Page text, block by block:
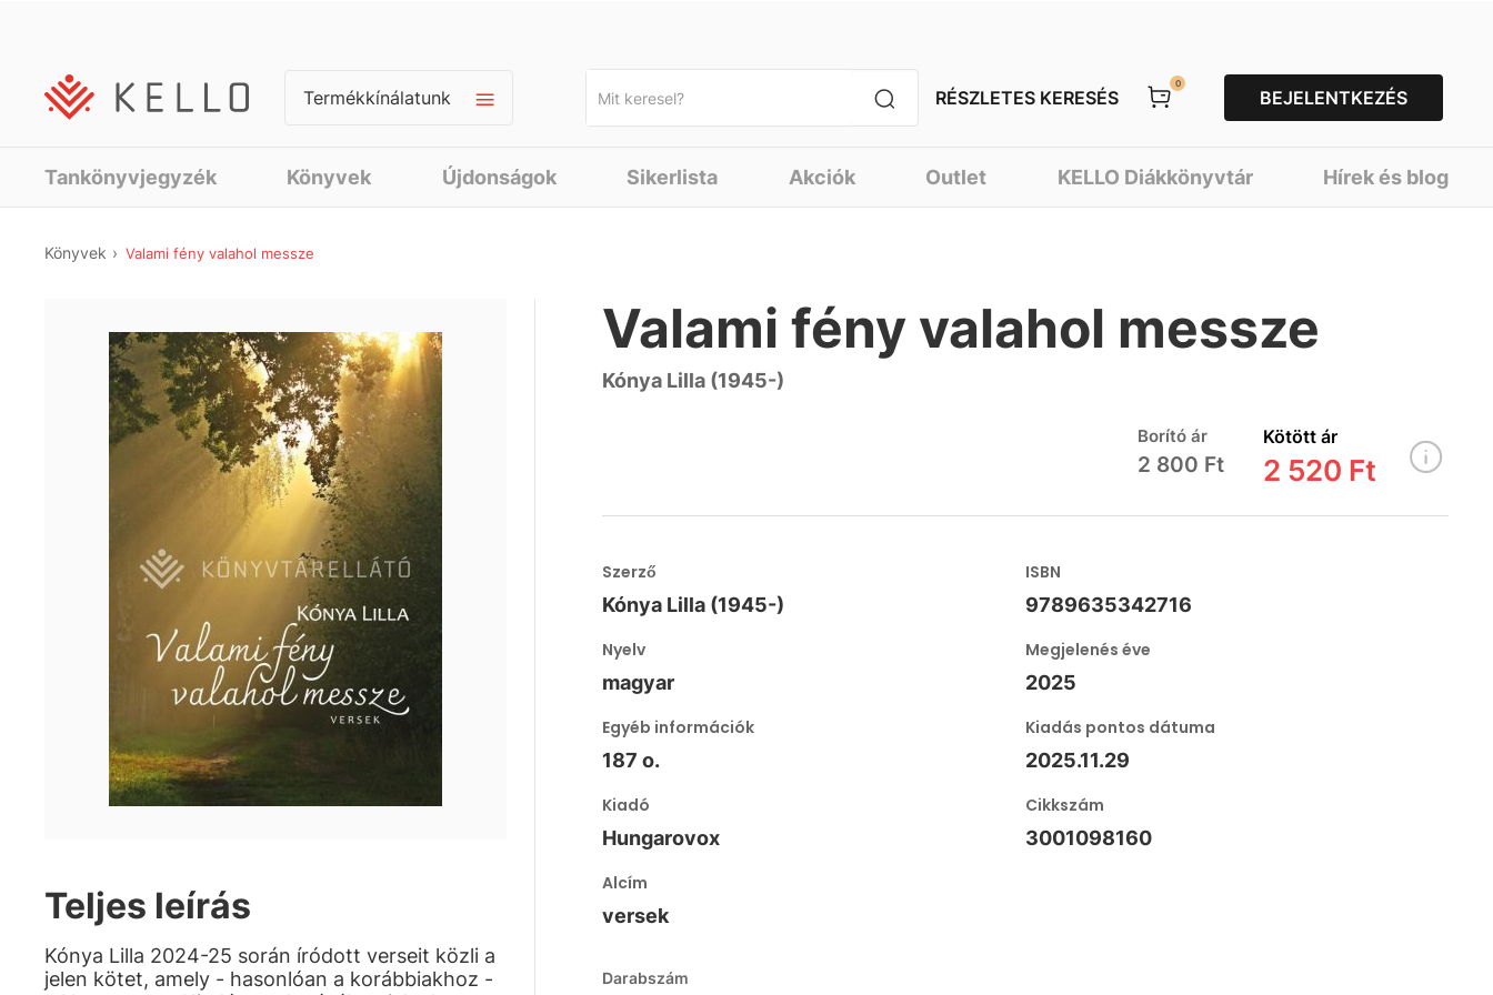
Termékkínálatunk RÉSZLETES KERESÉS
0
BEJELENTKEZÉS
Tankönyvjegyzék Könyvek Újdonságok Sikerlista Akciók Outlet KELLO Diákkönyvtár Hírek és blog
Könyvek Valami fény valahol messze
Teljes leírás
Kónya Lilla 2024-25 során íródott verseit közli a
jelen kötet, amely - hasonlóan a korábbiakhoz -
Valami fény valahol messze
Kónya Lilla (1945-)
Borító ár
2 800 Ft
Kötött ár
2 520 Ft
Szerző
Kónya Lilla (1945-)
ISBN
9789635342716
Nyelv
magyar
Megjelenés éve
2025
Egyéb információk
187 o.
Kiadás pontos dátuma
2025.11.29
Kiadó
Hungarovox
Cikkszám
3001098160
Alcím
versek
Darabszám